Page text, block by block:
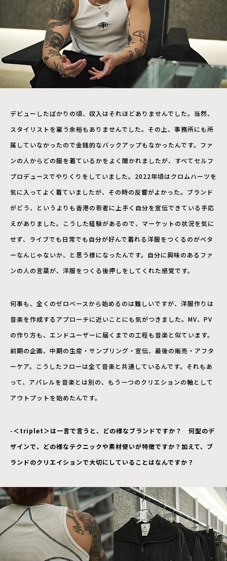
デビューしたばかりの頃、収入はそれほどありませんでした。当然、
スタイリストを雇う余裕もありませんでした。その上、事務所にも所
属していなかったので金銭的なバックアップもなかったんです。ファ
ンの人からどの服を着ているかをよく聞かれましたが、すべてセルフ
プロデュースでやりくりをしていました。2022年頃はクロムハーツを
気に入ってよく着ていましたが、その時の反響がよかった。ブランド
がどう、というよりも香港の若者に上手く自分を宣伝できている手応
えがありました。こうした経験があるので、マーケットの状況を気に
せず、ライブでも日常でも自分が好んで着れる洋服をつくるのがベタ
ーなんじゃないか、と思う様になったんです。自分に興味のあるファ
ンの人の言葉が、洋服をつくる後押しをしてくれた感覚です。
何事も、全くのゼロベースから始めるのは難しいですが、洋服作りは
音楽を作成するアプローチに近いことにも気がつきました。MV、PV
の作り方も、エンドユーザーに届くまでの工程も音楽と似ています。
前期の企画、中期の生産・サンプリング・宣伝、最後の販売・アフタ
ーケア。こうしたフローは全て音楽と共通しているんです。それもあ
って、アパレルを音楽とは別の、もう一つのクリエションの軸として
アウトプットを始めたんです。
-＜triplet＞は一言で言うと、どの様なブランドですか？ 何型のデ
ザインで、どの様なテクニックや素材使いが特徴ですか？加えて、ブ
ランドのクリエイションで大切にしていることはなんですか？